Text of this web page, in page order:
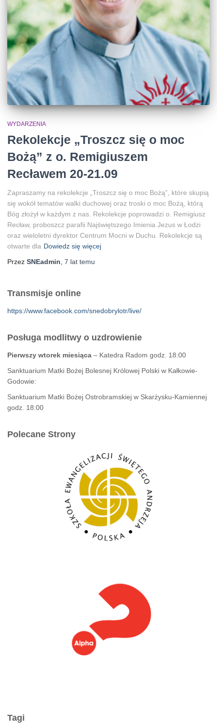
WYDARZENIA
Rekolekcje „Troszcz się o moc
Bożą” z o. Remigiuszem
Recławem 20-21.09
Zapraszamy na rekolekcje „Troszcz się o moc Bożą”, które skupią
się wokół tematów walki duchowej oraz troski o moc Bożą, którą
Bóg złożył w każdym z nas. Rekolekcje poprowadzi o. Remigiusz
Recław, proboszcz parafii Najświętszego Imienia Jezus w Łodzi
oraz wieloletni dyrektor Centrum Mocni w Duchu. Rekolekcje są
otwarte dla Dowiedz się więcej
Przez SNEadmin 7 lat temu
Transmisje online
https://www.facebook.com/snedobrylotr/live/
Posługa modlitwy o uzdrowienie
Pierwszy wtorek miesiąca – Katedra Radom godz. 18:00
Sanktuarium Matki Bożej Bolesnej Królowej Polski w Kałkowie-
Godowie:
Sanktuarium Matki Bożej Ostrobramskiej w Skarżysku-Kamiennej
godz. 18:00
Polecane Strony
Tagi